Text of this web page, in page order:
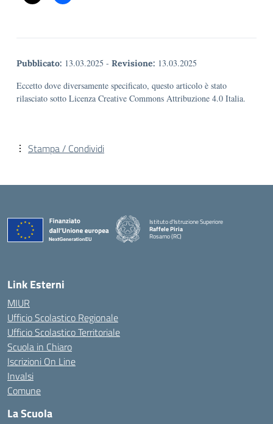
Pubblicato: 13.03.2025 - Revisione: 13.03.2025
Eccetto dove diversamente specificato, questo articolo è stato
rilasciato sotto Licenza Creative Commons Attribuzione 4.0 Italia.
Stampa / Condividi
Istituto d'Istruzione Superiore
Raffele Piria
Rosarno (RC)
Link Esterni
MIUR
Ufficio Scolastico Regionale
Ufficio Scolastico Territoriale
Scuola in Chiaro
Iscrizioni On Line
Invalsi
Comune
La Scuola